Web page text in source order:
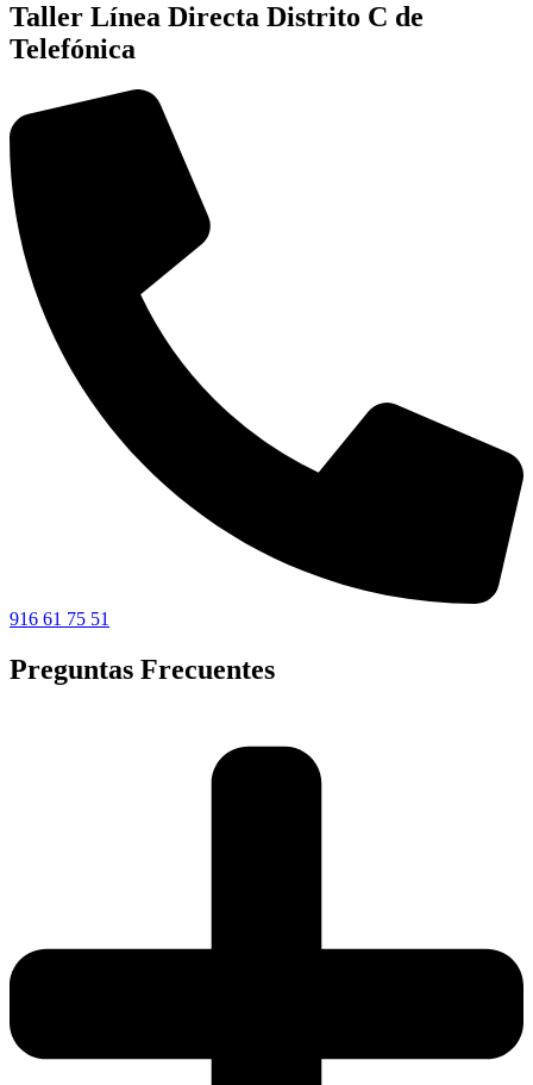
Taller Línea Directa Distrito C de
Telefónica
916 61 75 51
Preguntas Frecuentes